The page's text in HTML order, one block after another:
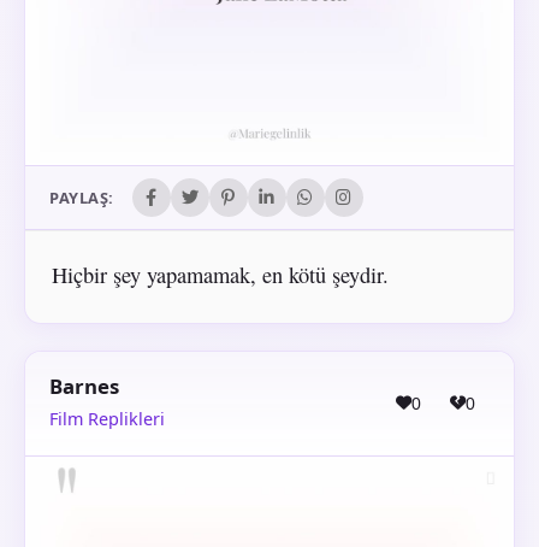
PAYLAŞ:
Hiçbir şey yapamamak, en kötü şeydir.
Barnes
Film Replikleri
0 0